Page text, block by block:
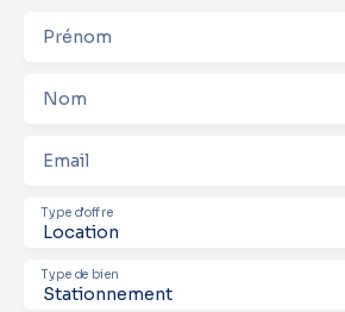
Prénom
Nom
Email
Location
Type d'offre
Stationnement
Type de bien